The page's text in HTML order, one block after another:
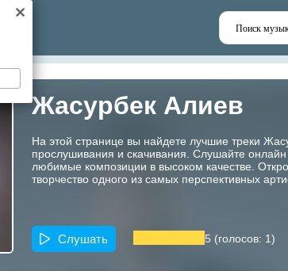
Жасурбек Алиев
На этой странице вы найдете лучшие треки
прослушивания и скачивания. Слушайте онлайн
любимые композиции в высоком качестве.
творчество одного из самых перспективных
Слушать 5 (голосов: 1)